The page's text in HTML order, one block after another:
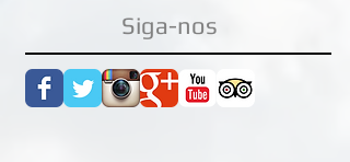
Siga-nos